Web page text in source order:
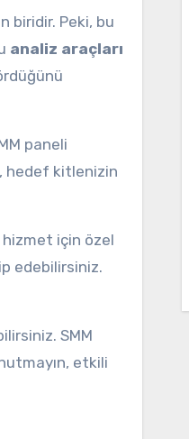
biridir. Peki, bu
analiz araçları
paneli
hedef kitlenizin
hizmet için özel
edebilirsiniz.
SMM
etkili